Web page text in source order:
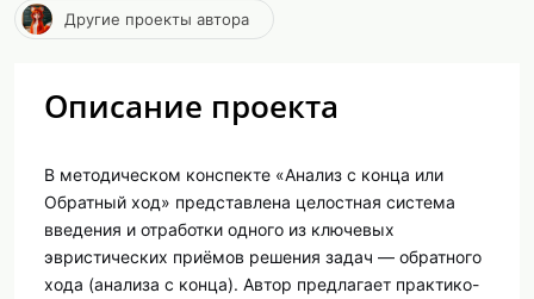
Другие проекты автора
Описание проекта
В методическом конспекте «Анализ с конца или
Обратный ход» представлена целостная система
введения и отработки одного из ключевых
эвристических приёмов решения задач — обратного
хода (анализа с конца). Автор предлагает практико-